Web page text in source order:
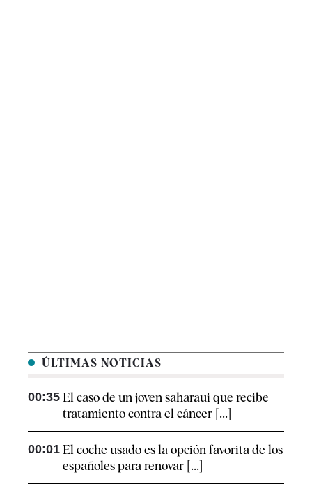
ÚLTIMAS NOTICIAS
00:35 El caso de un joven saharaui que recibe
tratamiento contra el cáncer [...]
00:01 El coche usado es la opción favorita de los
españoles para renovar [...]